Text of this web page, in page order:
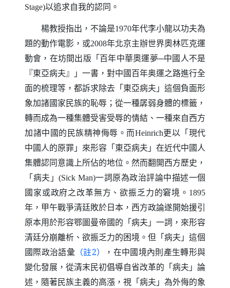
Stage)以追求自我的認同。
楊教授指出，不論是1970年代李小龍以功夫為
題的動作電影，或2008年北京主辦世界奧林匹克運
動會，在坊間出版「百年中華奧運夢─中國人不是
『東亞病夫』」一書，對中國百年奥運之路進行全
面的梳理等，都訴求除去「東亞病夫」這個負面形
象加諸國家民族的恥辱；從一種孱弱身體的標籤，
轉而成為一種集體受害受辱的情結、一種來自西方
加諸中國的民族精神侮辱。而Heinrich更以「現代
中國人的原罪」來形容「東亞病夫」在近代中國人
集體認同意識上所佔的地位。然而翻開西方歷史，
「病夫」 (Sick Man)一詞原為政治評論中描述一個
國家或政府之改革無方、欲振乏力的窘境。 1895
年，甲午戰爭清廷敗於日本，西方政論遂開始援引
原本用於形容鄂圖曼帝國的「病夫」一詞，來形容
清廷分崩離析、欲振乏力的困境。但「病夫」這個
國際政治語彙 （註2）
，在中國境內則產生轉形與
變化發展，從清末民初倡導自省改革的「病夫」論
述，隨著民族主義的高漲，視「病夫」為外侮的象